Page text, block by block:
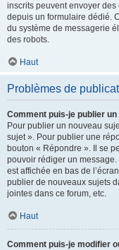
inscrits peuvent envoyer
depuis un formulaire dédié.
du système de messagerie
des robots.
Haut
Problèmes de
Comment puis-je publier
Pour publier un nouveau
sujet ». Pour publier une
bouton « Répondre ». Il se
pouvoir rédiger un
est affichée en bas de
publier de nouveaux sujets
jointes dans ce forum, etc.
Haut
Comment puis-je modifier